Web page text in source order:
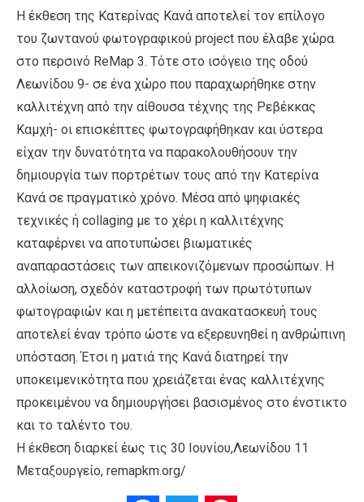
Η έκθεση της Κατερίνας Κανά αποτελεί τον επίλογο
του ζωντανού φωτογραφικού project που έλαβε χώρα
στο περσινό ReMap 3. Τότε στο ισόγειο της οδού
Λεωνίδου 9- σε ένα χώρο που παραχωρήθηκε στην
καλλιτέχνη από την αίθουσα τέχνης της Ρεβέκκας
Καμχή- οι επισκέπτες φωτογραφήθηκαν και ύστερα
είχαν την δυνατότητα να παρακολουθήσουν την
δημιουργία των πορτρέτων τους από την Κατερίνα
Κανά σε πραγματικό χρόνο. Mέσα από ψηφιακές
τεχνικές ή collaging με το χέρι η καλλιτέχνης
καταφέρνει να αποτυπώσει βιωματικές
αναπαραστάσεις των απεικονιζόμενων προσώπων. H
αλλοίωση, σχεδόν καταστροφή των πρωτότυπων
φωτογραφιών και η μετέπειτα ανακατασκευή τους
αποτελεί έναν τρόπο ώστε να εξερευνηθεί η ανθρώπινη
υπόσταση. Έτσι η ματιά της Κανά διατηρεί την
υποκειμενικότητα που χρειάζεται ένας καλλιτέχνης
προκειμένου να δημιουργήσει βασισμένος στο ένστικτο
και το ταλέντο του.
Η έκθεση διαρκεί έως τις 30 Ιουνίου,Λεωνίδου 11
Μεταξουργείο, remapkm.org/